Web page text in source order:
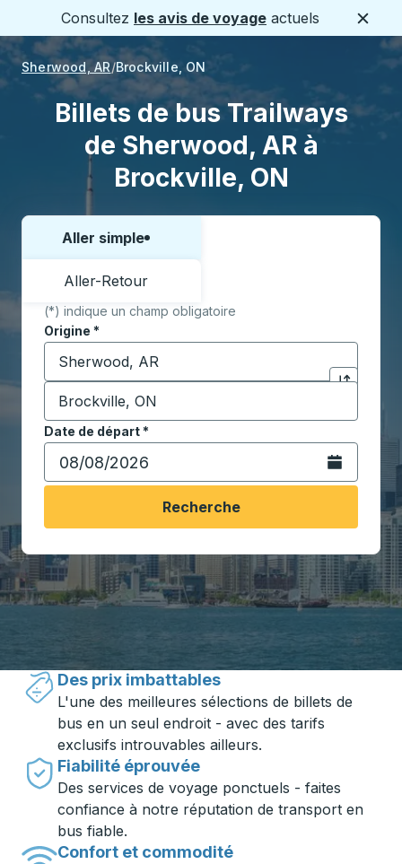
Consultez les avis de voyage actuels
Sherwood, AR Brockville, ON
Billets de bus Trailways
de Sherwood, AR à
Brockville, ON
Choisissez un sens ou un aller-retour:
Aller simple
Aller-Retour
(*) indique un champ obligatoire
Origine *
Commencez à saisir la ville d'origine pour ouvrir
Cliquez
Destination*
Commencez à saisir la ville de destination pour
Date de départ*
Tapez la date au format date Barre oblique du mois à
Ouvrez le
Recherche
Voyager en toute simplicité avec
Trailways
Des prix imbattables
L'une des meilleures sélections de billets de
bus en un seul endroit - avec des tarifs
exclusifs introuvables ailleurs.
Fiabilité éprouvée
Des services de voyage ponctuels - faites
confiance à notre réputation de transport en
bus fiable.
Confort et commodité